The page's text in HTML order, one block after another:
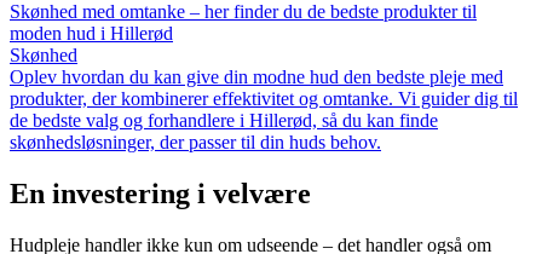
Skønhed med omtanke – her finder du de bedste produkter til
moden hud i Hillerød
Skønhed
Oplev hvordan du kan give din modne hud den bedste pleje med
produkter, der kombinerer effektivitet og omtanke. Vi guider dig til
de bedste valg og forhandlere i Hillerød, så du kan finde
skønhedsløsninger, der passer til din huds behov.
En investering i velvære
Hudpleje handler ikke kun om udseende – det handler også om